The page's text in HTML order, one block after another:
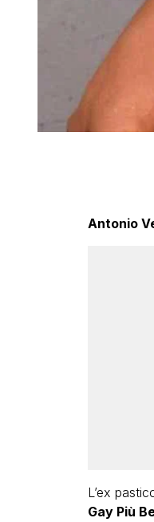
Antonio
L’ex
Gay Più